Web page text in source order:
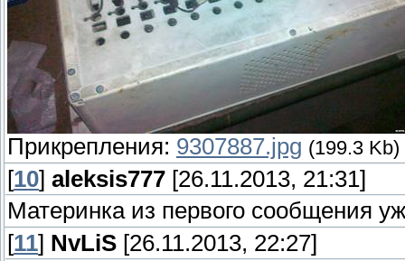
Прикрепления: 9307887.jpg (199.3 Kb)
[10] aleksis777 [26.11.2013, 21:31]
Материнка из первого сообщения
[11] NvLiS [26.11.2013, 22:27]